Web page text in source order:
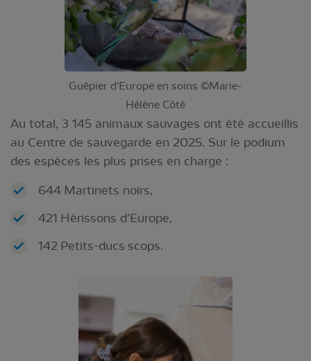
Guêpier d'Europe en soins ©Marie-
Hélène Côté
Au total, 3 145 animaux sauvages ont été accueillis
au Centre de sauvegarde en 2025. Sur le podium
des espèces les plus prises en charge :
644 Martinets noirs,
421 Hérissons d’Europe,
142 Petits-ducs scops.